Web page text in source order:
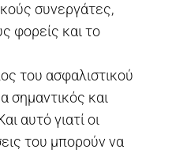
συνεργάτες,
φορείς και το
του ασφαλιστικού
σημαντικός και
αυτό γιατί οι
του μπορούν να